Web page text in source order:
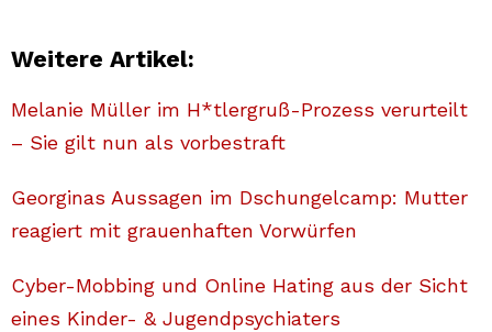
Weitere Artikel:
Melanie Müller im H*tlergruß-Prozess verurteilt
– Sie gilt nun als vorbestraft
Georginas Aussagen im Dschungelcamp: Mutter
reagiert mit grauenhaften Vorwürfen
Cyber-Mobbing und Online Hating aus der Sicht
eines Kinder- & Jugendpsychiaters